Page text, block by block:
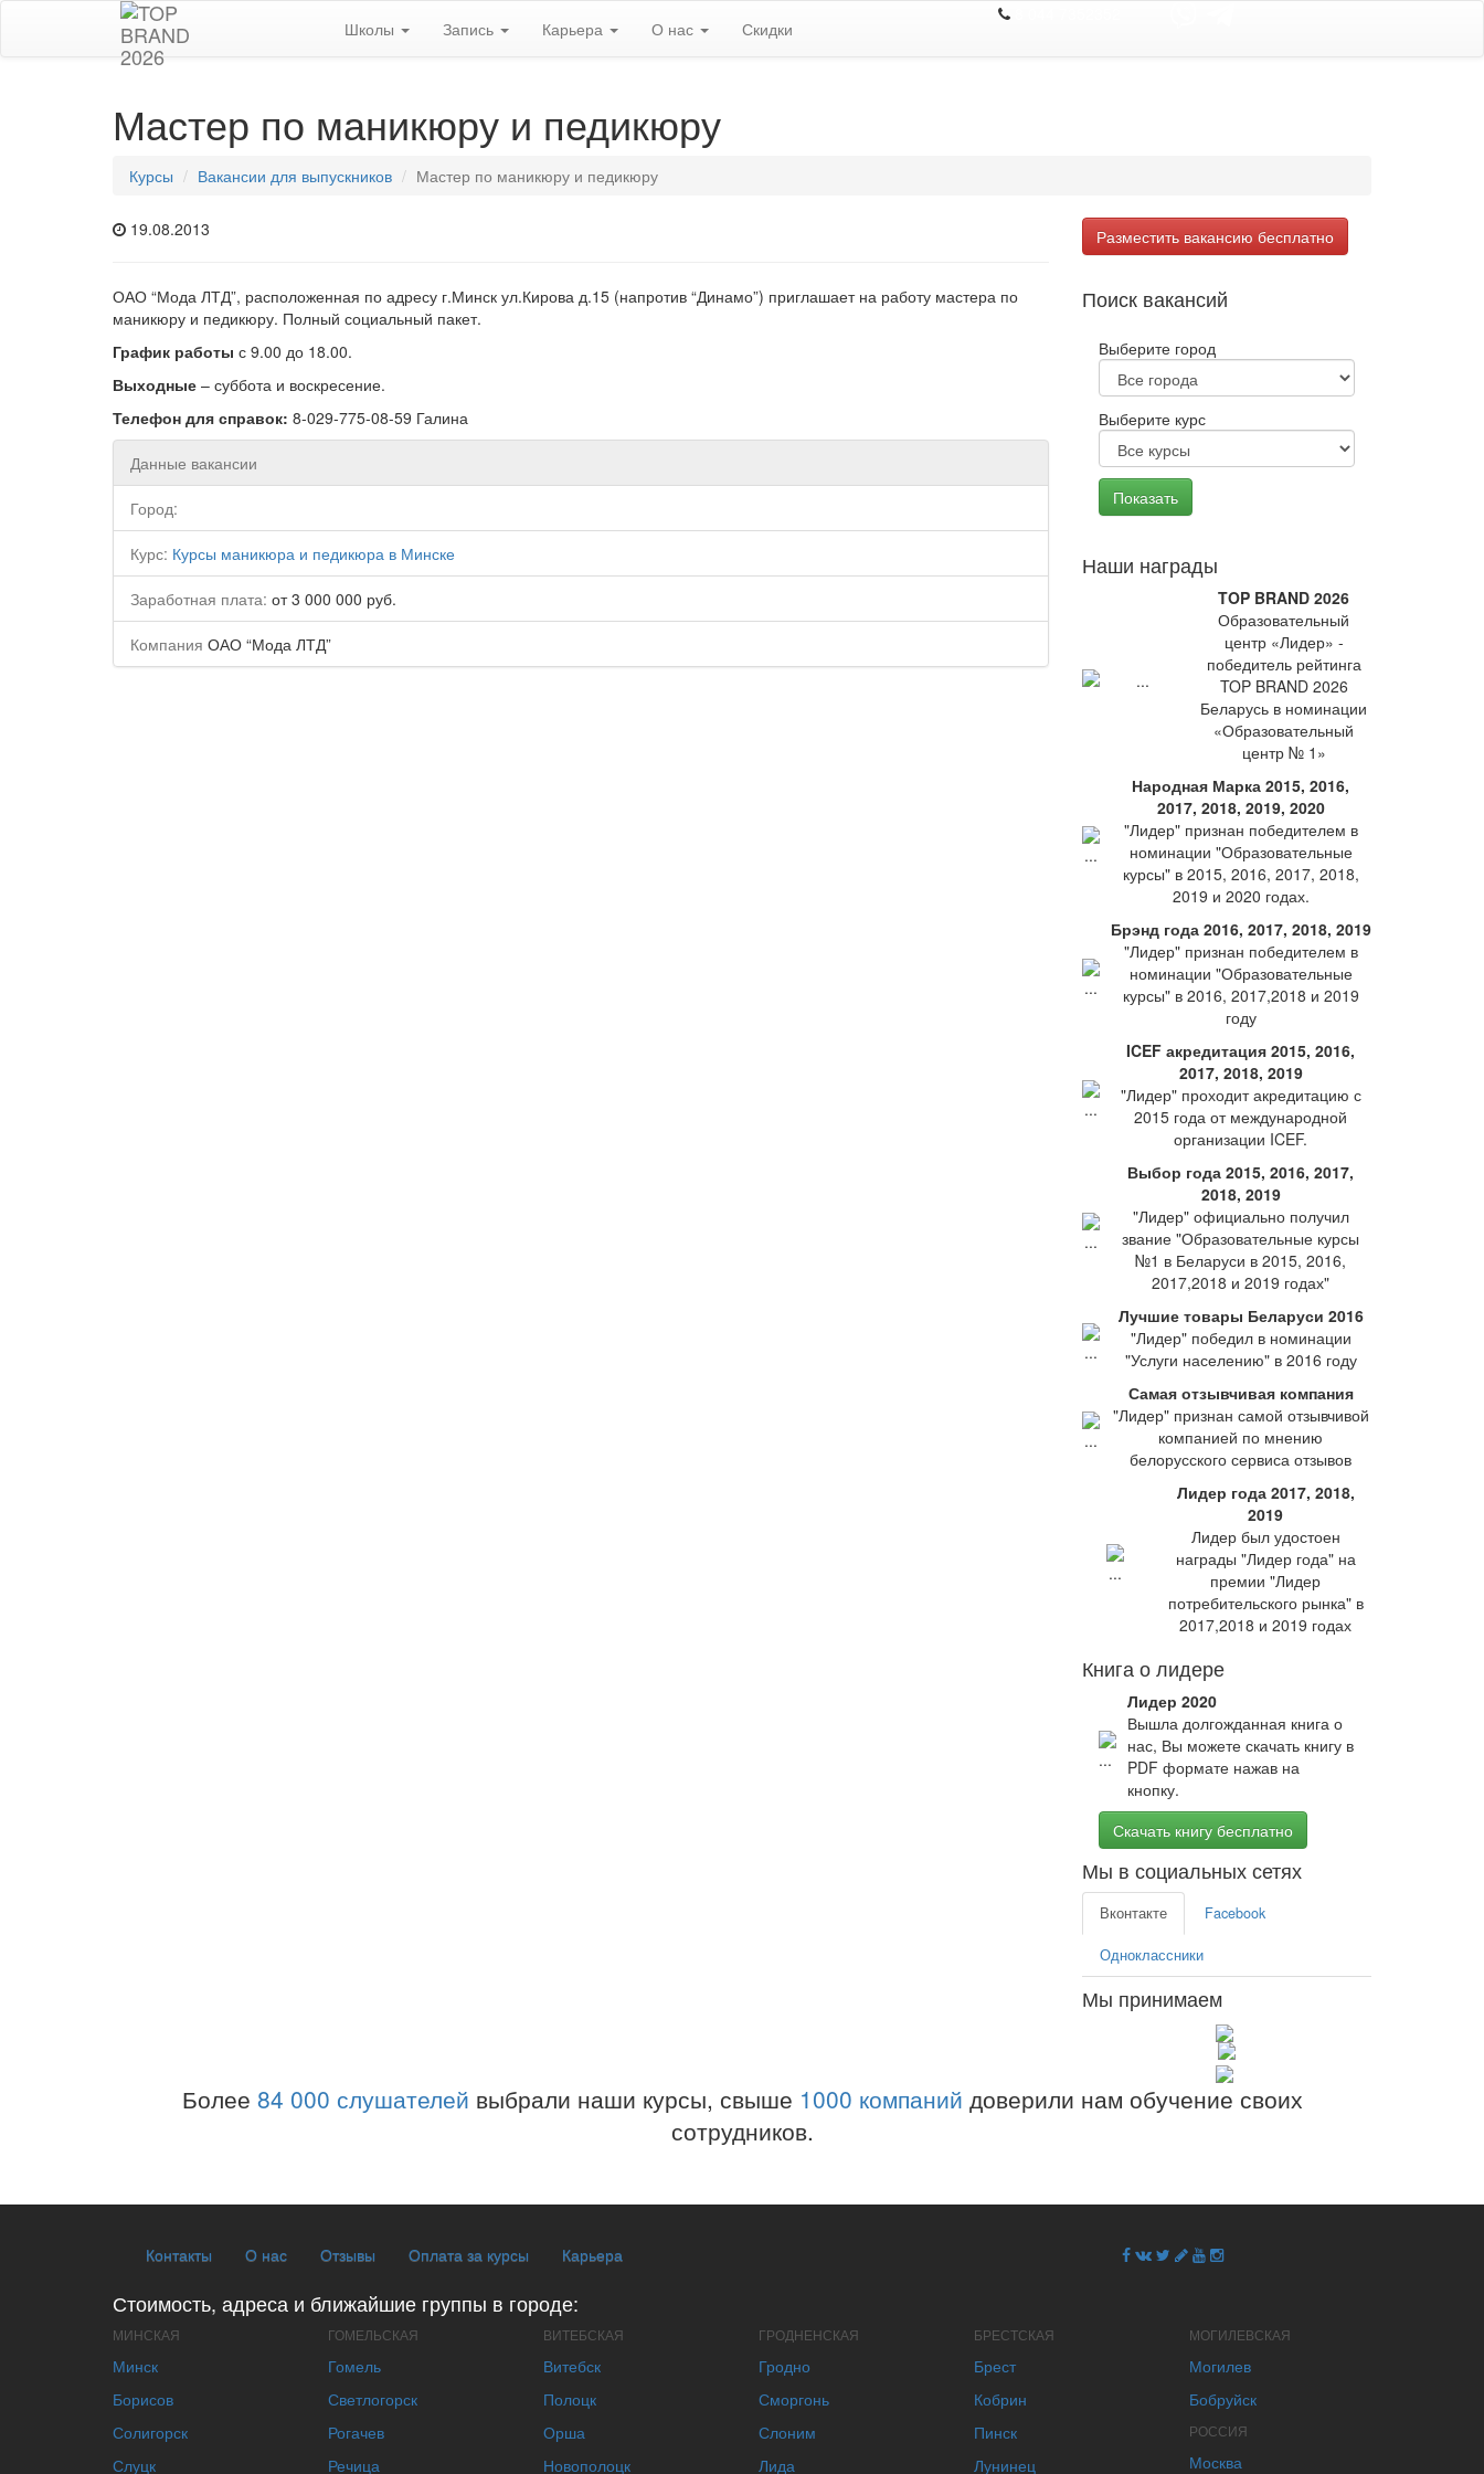
Школы Запись Карьера О нас Скидки
Мастер по маникюру и педикюру
Курсы Вакансии для выпускников Мастер по маникюру и педикюру
19.08.2013
ОАО “Мода ЛТД”, расположенная по адресу г.Минск ул.Кирова д.15 (напротив “Динамо”) приглашает на работу мастера по
маникюру и педикюру. Полный социальный пакет.
График работы с 9.00 до 18.00.
Выходные – суббота и воскресение.
Телефон для справок: 8-029-775-08-59 Галина
Данные вакансии
Город:
Курс: Курсы маникюра и педикюра в Минске
Заработная плата: от 3 000 000 руб.
Компания ОАО “Мода ЛТД”
Разместить вакансию бесплатно
Поиск вакансий
Выберите город
Выберите курс
Наши награды
TOP BRAND 2026
Образовательный
центр «Лидер» -
победитель рейтинга
TOP BRAND 2026
Беларусь в номинации
«Образовательный
центр № 1»
Народная Марка 2015, 2016,
2017, 2018, 2019, 2020
"Лидер" признан победителем в
номинации "Образовательные
курсы" в 2015, 2016, 2017, 2018,
2019 и 2020 годах.
Брэнд года 2016, 2017, 2018, 2019
"Лидер" признан победителем в
номинации "Образовательные
курсы" в 2016, 2017,2018 и 2019
году
ICEF акредитация 2015, 2016,
2017, 2018, 2019
"Лидер" проходит акредитацию с
2015 года от международной
организации ICEF.
Выбор года 2015, 2016, 2017,
2018, 2019
"Лидер" официально получил
звание "Образовательные курсы
№1 в Беларуси в 2015, 2016,
2017,2018 и 2019 годах"
Лучшие товары Беларуси 2016
"Лидер" победил в номинации
"Услуги населению" в 2016 году
Самая отзывчивая компания
"Лидер" признан самой отзывчивой
компанией по мнению
белорусского сервиса отзывов
Лидер года 2017, 2018,
2019
Лидер был удостоен
награды "Лидер года" на
премии "Лидер
потребительского рынка" в
2017,2018 и 2019 годах
Книга о лидере
Лидер 2020
Вышла долгожданная книга о
нас, Вы можете скачать книгу в
PDF формате нажав на
кнопку.
Скачать книгу бесплатно
Мы в социальных сетях
Вконтакте Facebook
Одноклассники
Мы принимаем
Более 84 000 слушателей выбрали наши курсы, свыше 1000 компаний доверили нам обучение своих
сотрудников.
Контакты О нас Отзывы Оплата за курсы Карьера
Стоимость, адреса и ближайшие группы в городе:
МИНСКАЯ
Минск
Борисов
Солигорск
Слуцк
ГОМЕЛЬСКАЯ
Гомель
Светлогорск
Рогачев
Речица
ВИТЕБСКАЯ
Витебск
Полоцк
Орша
Новополоцк
ГРОДНЕНСКАЯ
Гродно
Сморгонь
Слоним
Лида
БРЕСТСКАЯ
Брест
Кобрин
Пинск
Лунинец
МОГИЛЕВСКАЯ
Могилев
Бобруйск
РОССИЯ
Москва